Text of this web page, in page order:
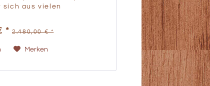
aus vielen
Holztür aus Birke mit
* 2.480,00 € *
Merken